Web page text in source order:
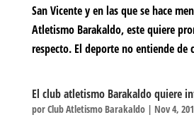
San Vicente y en las que se hace
Atletismo Barakaldo, este quiere
respecto. El deporte no entiende de
El club atletismo Barakaldo quiere
porClub Atletismo Barakaldo| Nov 4,